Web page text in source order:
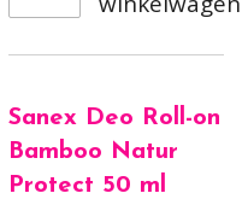
Sanex Deo Roll-on
Bamboo Natur
Protect 50 ml